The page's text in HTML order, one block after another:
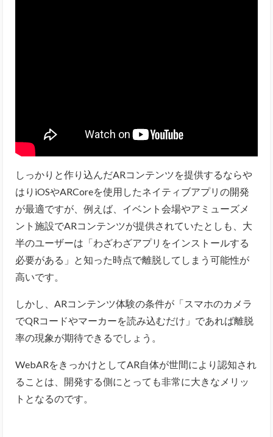
しっかりと作り込んだARコンテンツを提供するならや
はりiOSやARCoreを使用したネイティブアプリの開発
が最適ですが、 例えば、イベント会場やアミューズメ
ント施設でARコンテンツが提供されていたとしも、大
半のユーザーは「わざわざアプリをインストールする
必要がある」と知った時点で離脱してしまう可能性が
高いです。
しかし、ARコンテンツ体験の条件が「スマホのカメラ
でQRコードやマーカーを読み込むだけ」であれば離脱
率の現象が期待できるでしょう。
WebARをきっかけとしてAR自体が世間により認知され
ることは、開発する側にとっても非常に大きなメリッ
トとなるのです。